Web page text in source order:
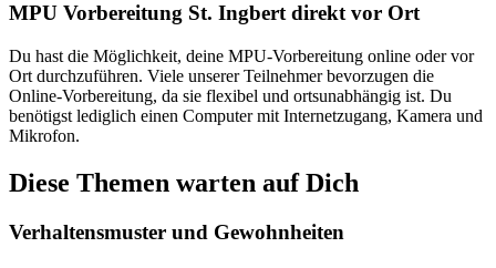
MPU Vorbereitung St. Ingbert direkt vor Ort
Du hast die Möglichkeit, deine MPU-Vorbereitung online oder vor
Ort durchzuführen. Viele unserer Teilnehmer bevorzugen die
Online-Vorbereitung, da sie flexibel und ortsunabhängig ist. Du
benötigst lediglich einen Computer mit Internetzugang, Kamera und
Mikrofon.
Diese Themen warten auf Dich
Verhaltensmuster und Gewohnheiten